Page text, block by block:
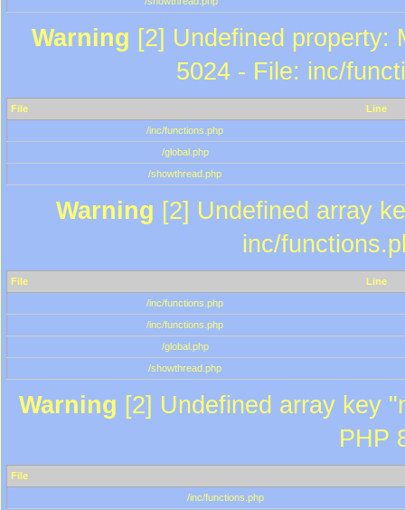
Warning [2] Undefined property:
5024 - File: inc/
File
Line
/inc/functions.php
/global.php
/showthread.php
Warning [2] Undefined array
inc/
File
Line
/inc/functions.php
/inc/functions.php
/global.php
/showthread.php
Warning [2] Undefined array key
PHP
File
/inc/functions.php